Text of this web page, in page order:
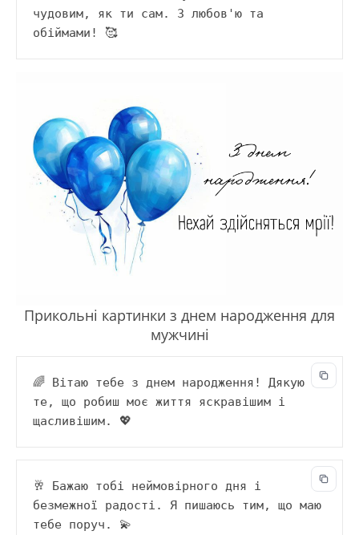
чудовим, як ти сам. З любов'ю та
обіймами! 🥰
Прикольні картинки з днем народження для
мужчині
🌈 Вітаю тебе з днем народження! Дякую за
те, що робиш моє життя яскравішим і
щасливішим. 💖
🥂 Бажаю тобі неймовірного дня і
безмежної радості. Я пишаюсь тим, що маю
тебе поруч. 💫